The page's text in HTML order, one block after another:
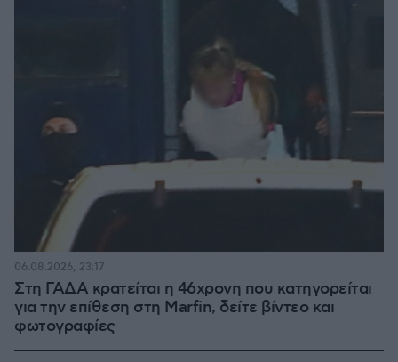
Στη ΓΑΔΑ κρατείται η 46χρονη που κατηγορείται
για την επίθεση στη Marfin, δείτε βίντεο και
φωτογραφίες
06.08.2026, 23:17